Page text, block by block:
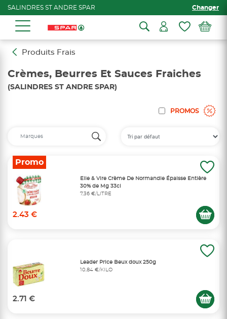
SALINDRES ST ANDRE SPAR Changer
Produits Frais
Crèmes, Beurres Et Sauces Fraiches
(SALINDRES ST ANDRE SPAR)
PROMOS
Elle & Vire Crème De Normandie Épaisse Entière
30% de Mg 33cl
7,36 €/LITRE
2.43 €
Promo
Leader Price Beux doux 250g
10,84 €/KILO
2.71 €